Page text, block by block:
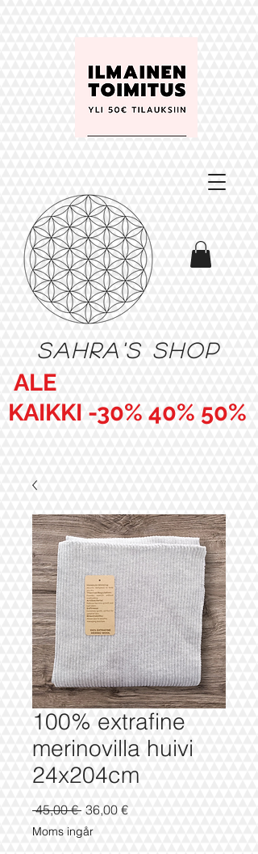
Sahra's shop
ALE
KAIKKI -30% 40% 50%
100% extrafine
merinovilla huivi
24x204cm
45,00 € Ordinarie
pris
36,00 €Reapris
Moms ingår